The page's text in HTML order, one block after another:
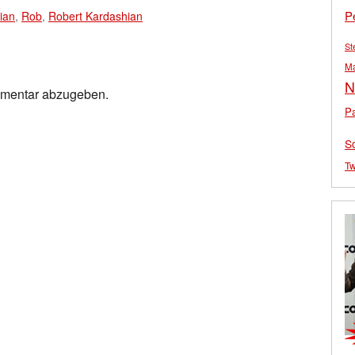
, Rob, Robert Kardashian
abzugeben.